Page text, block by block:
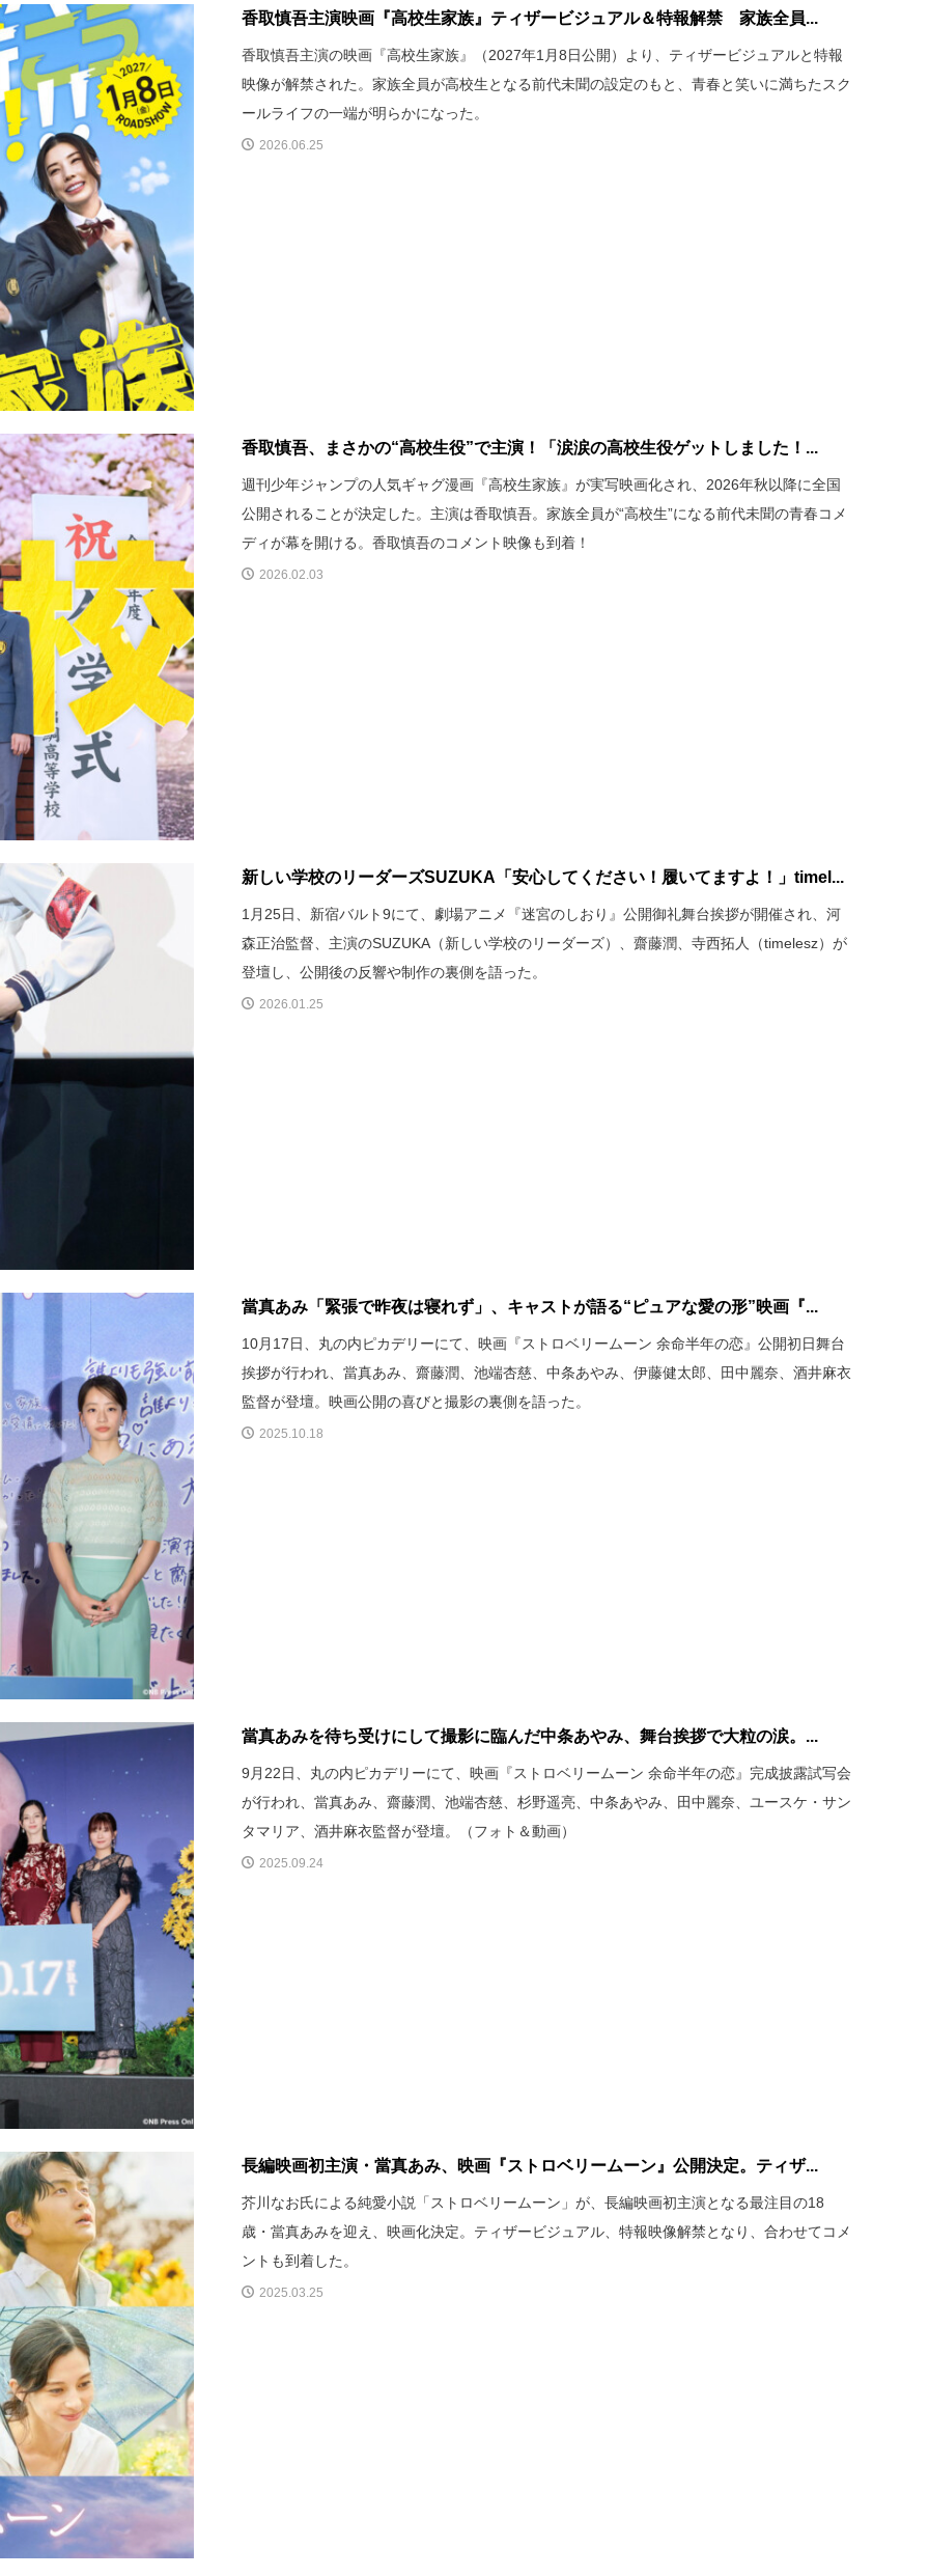
香取慎吾主演映画『高校生家族』ティザービジュアル＆特報解禁 家族全員...
香取慎吾主演の映画『高校生家族』（2027年1月8日公開）より、ティザービジュアルと特報
映像が解禁された。家族全員が高校生となる前代未聞の設定のもと、青春と笑いに満ちたスク
ールライフの一端が明らかになった。
2026.06.25
香取慎吾、まさかの“高校生役”で主演！「涙涙の高校生役ゲットしました！...
週刊少年ジャンプの人気ギャグ漫画『高校生家族』が実写映画化され、2026年秋以降に全国
公開されることが決定した。主演は香取慎吾。家族全員が“高校生”になる前代未聞の青春コメ
ディが幕を開ける。香取慎吾のコメント映像も到着！
2026.02.03
新しい学校のリーダーズSUZUKA「安心してください！履いてますよ！」timel...
1月25日、新宿バルト9にて、劇場アニメ『迷宮のしおり』公開御礼舞台挨拶が開催され、河
森正治監督、主演のSUZUKA（新しい学校のリーダーズ）、齋藤潤、寺西拓人（timelesz）が
登壇し、公開後の反響や制作の裏側を語った。
2026.01.25
當真あみ「緊張で昨夜は寝れず」、キャストが語る“ピュアな愛の形”映画『...
10月17日、丸の内ピカデリーにて、映画『ストロベリームーン 余命半年の恋』公開初日舞台
挨拶が行われ、當真あみ、齋藤潤、池端杏慈、中条あやみ、伊藤健太郎、田中麗奈、酒井麻衣
監督が登壇。映画公開の喜びと撮影の裏側を語った。
2025.10.18
當真あみを待ち受けにして撮影に臨んだ中条あやみ、舞台挨拶で大粒の涙。...
9月22日、丸の内ピカデリーにて、映画『ストロベリームーン 余命半年の恋』完成披露試写会
が行われ、當真あみ、齋藤潤、池端杏慈、杉野遥亮、中条あやみ、田中麗奈、ユースケ・サン
タマリア、酒井麻衣監督が登壇。（フォト＆動画）
2025.09.24
長編映画初主演・當真あみ、映画『ストロベリームーン』公開決定。ティザ...
芥川なお氏による純愛小説「ストロベリームーン」が、長編映画初主演となる最注目の18
歳・當真あみを迎え、映画化決定。ティザービジュアル、特報映像解禁となり、合わせてコメ
ントも到着した。
2025.03.25